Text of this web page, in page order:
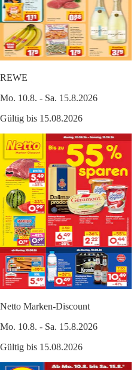
REWE
Mo. 10.8. - Sa. 15.8.2026
Gültig bis 15.08.2026
Netto Marken-Discount
Mo. 10.8. - Sa. 15.8.2026
Gültig bis 15.08.2026